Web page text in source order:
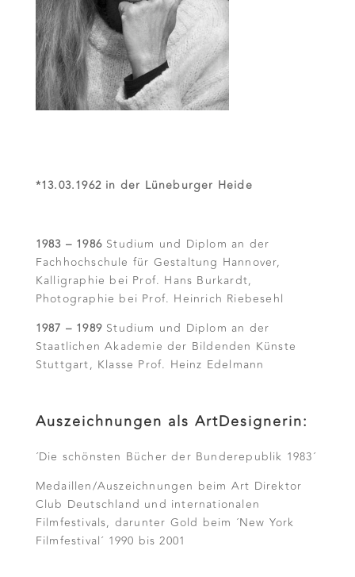
*13.03.1962 in der Lüneburger Heide
1983 – 1986 Studium und Diplom an der
Fachhochschule für Gestaltung Hannover,
Kalligraphie bei Prof. Hans Burkardt,
Photographie bei Prof. Heinrich Riebesehl
1987 – 1989 Studium und Diplom an der
Staatlichen Akademie der Bildenden Künste
Stuttgart, Klasse Prof. Heinz Edelmann
Auszeichnungen als ArtDesignerin:
´Die schönsten Bücher der Bunderepublik 1983´
Medaillen/Auszeichnungen beim Art Direktor
Club Deutschland und internationalen
Filmfestivals, darunter Gold beim ´New York
Filmfestival´ 1990 bis 2001